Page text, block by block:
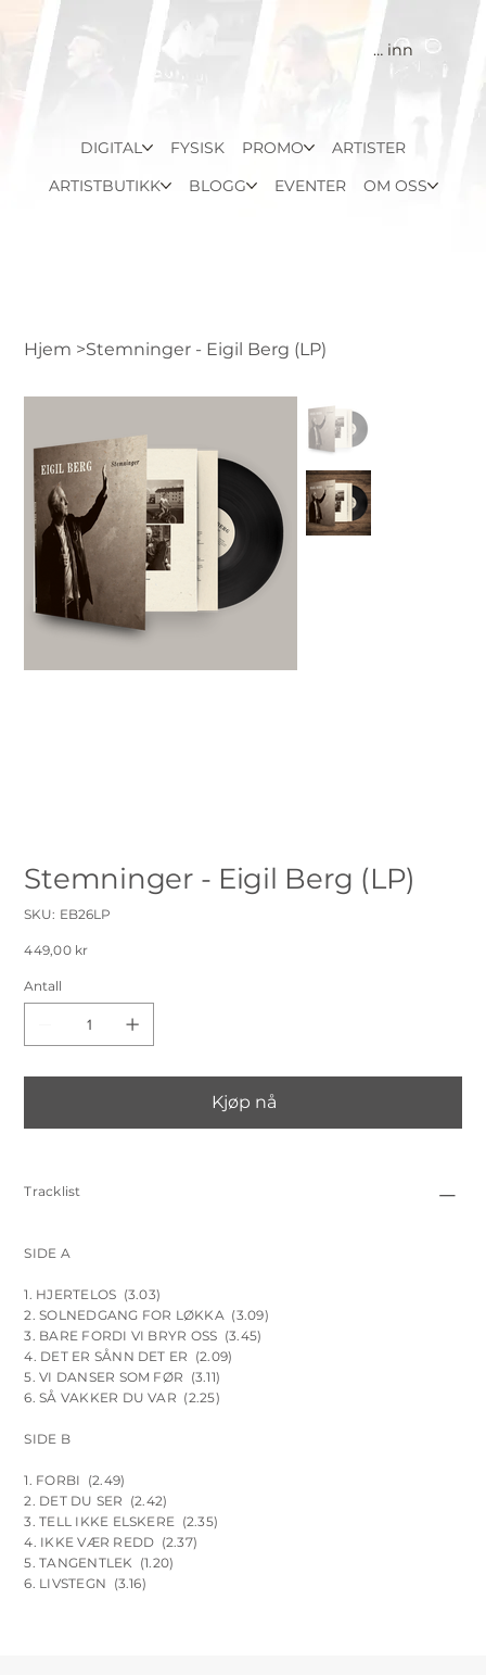
Logg inn
DIGITAL FYSISK PROMO
ARTISTER
ARTISTBUTIKK
BLOGG EVENTER OM OSS
Hjem >Stemninger - Eigil Berg (LP)
Stemninger - Eigil Berg (LP)
SKU: SKU
EB26LP
EB26LP
Pris
449,00 kr
Antall
Kjøp nå
Tracklist
SIDE A
1. HJERTELOS (3.03)
2. SOLNEDGANG FOR LØKKA (3.09)
3. BARE FORDI VI BRYR OSS (3.45)
4. DET ER SÅNN DET ER (2.09)
5. VI DANSER SOM FØR (3.11)
6. SÅ VAKKER DU VAR (2.25)
SIDE B
1. FORBI (2.49)
2. DET DU SER (2.42)
3. TELL IKKE ELSKERE (2.35)
4. IKKE VÆR REDD (2.37)
5. TANGENTLEK (1.20)
6. LIVSTEGN (3.16)